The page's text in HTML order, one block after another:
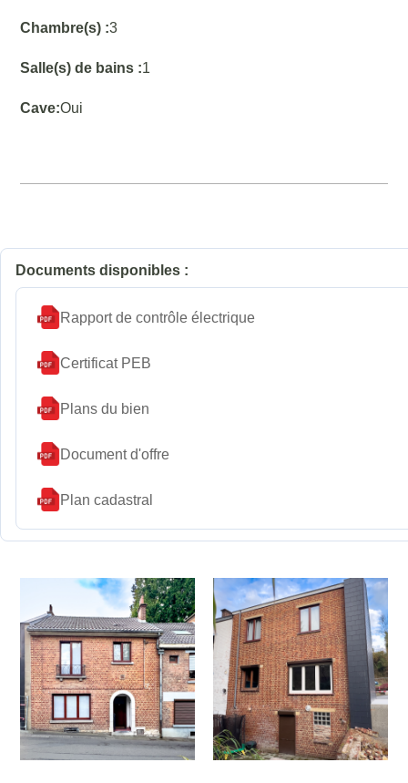
Chambre(s) :3
Salle(s) de bains :1
Cave:Oui
Documents disponibles :
Rapport de contrôle électrique
Certificat PEB
Plans du bien
Document d'offre
Plan cadastral